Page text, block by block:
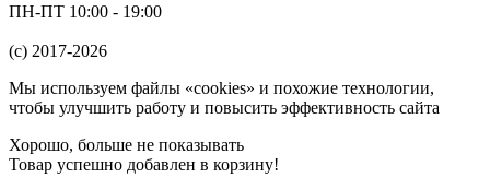
ПН-ПТ 10:00 - 19:00
(c) 2017-2026
Мы используем файлы «cookies» и похожие технологии,
чтобы улучшить работу и повысить эффективность сайта
Хорошо, больше не показывать
Товар успешно добавлен в корзину!